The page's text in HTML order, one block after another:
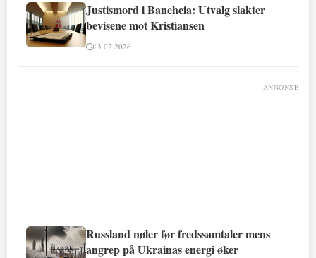
Justismord i Baneheia: Utvalg slakter
bevisene mot Kristiansen
13.02.2026
ANNONSE
Russland nøler før fredssamtaler mens
angrep på Ukrainas energi øker